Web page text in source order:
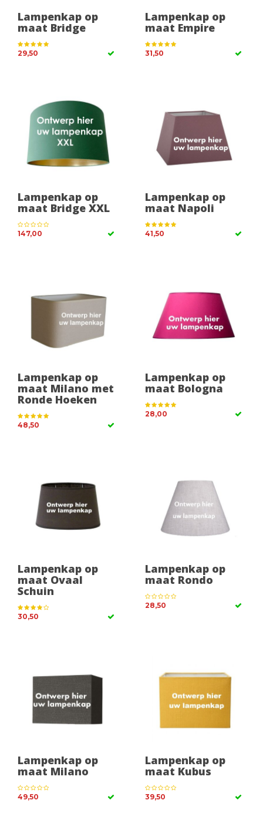
Lampenkap op
maat Bridge
29,50
Lampenkap op
maat Empire
31,50
Lampenkap op
maat Bridge XXL
147,00
Lampenkap op
maat Napoli
41,50
Lampenkap op
maat Milano met
Ronde Hoeken
48,50
Lampenkap op
maat Bologna
28,00
Lampenkap op
maat Ovaal
Schuin
30,50
Lampenkap op
maat Rondo
28,50
Lampenkap op
maat Milano
49,50
Lampenkap op
maat Kubus
39,50